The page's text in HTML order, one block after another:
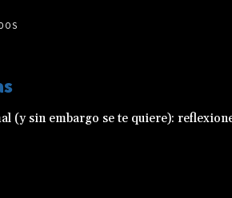
(y sin embargo se te quiere):